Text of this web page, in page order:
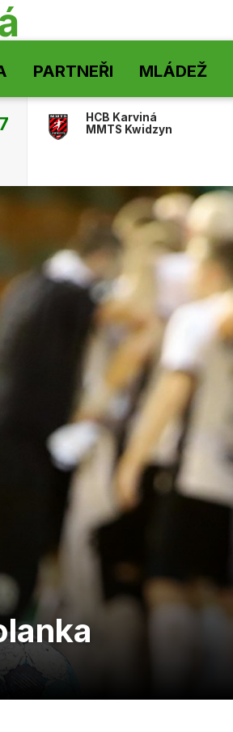
PARTNEŘI MLÁDEŽ
HCB Karviná
MMTS Kwidzyn